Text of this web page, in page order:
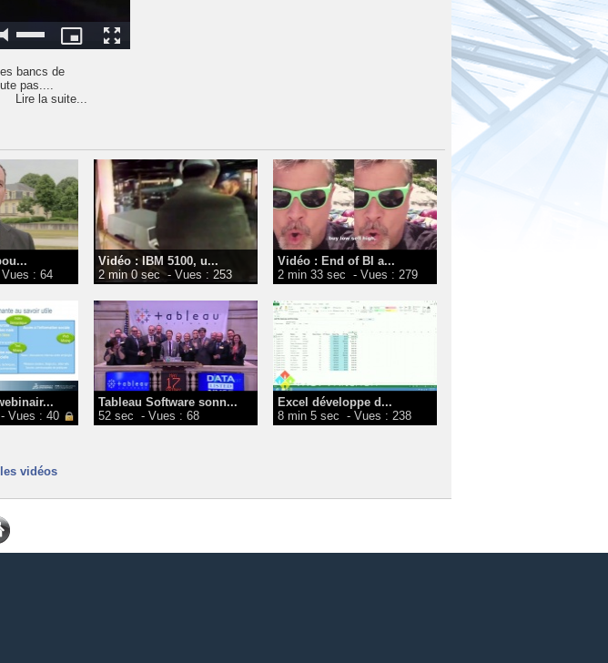
bancs de
pas....
Lire la suite...
: 64
Vidéo : IBM 5100, u...
2 min 0 sec - Vues : 253
Vidéo : End of BI a...
2 min 33 sec - Vues : 279
- Vues : 40
Tableau Software sonn...
52 sec - Vues : 68
Excel développe d...
8 min 5 sec - Vues : 238
vidéos